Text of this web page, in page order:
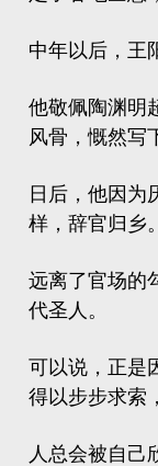
中年以后，王
他敬佩陶渊明
风骨，慨然写
日后，他因为
样，辞官归乡。
远离了官场的
代圣人。
可以说，正是
得以步步求索
人总会被自己